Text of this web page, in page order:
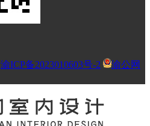
渝ICP备2023010603号-2
渝公网